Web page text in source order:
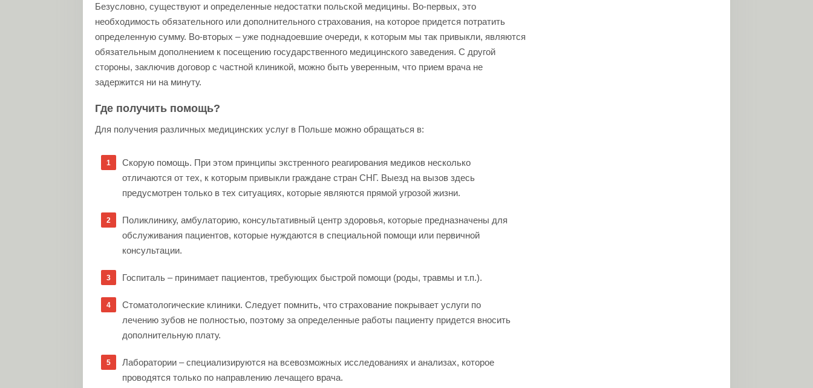
Безусловно, существуют и определенные недостатки польской медицины. Во-первых, это
необходимость обязательного или дополнительного страхования, на которое придется потратить
определенную сумму. Во-вторых – уже поднадоевшие очереди, к которым мы так привыкли, являются
обязательным дополнением к посещению государственного медицинского заведения. С другой
стороны, заключив договор с частной клиникой, можно быть уверенным, что прием врача не
задержится ни на минуту.
Где получить помощь?
Для получения различных медицинских услуг в Польше можно обращаться в:
Скорую помощь. При этом принципы экстренного реагирования медиков несколько
отличаются от тех, к которым привыкли граждане стран СНГ. Выезд на вызов здесь
предусмотрен только в тех ситуациях, которые являются прямой угрозой жизни.
Поликлинику, амбулаторию, консультативный центр здоровья, которые предназначены для
обслуживания пациентов, которые нуждаются в специальной помощи или первичной
консультации.
Госпиталь – принимает пациентов, требующих быстрой помощи (роды, травмы и т.п.).
Стоматологические клиники. Следует помнить, что страхование покрывает услуги по
лечению зубов не полностью, поэтому за определенные работы пациенту придется вносить
дополнительную плату.
Лаборатории – специализируются на всевозможных исследованиях и анализах, которое
проводятся только по направлению лечащего врача.